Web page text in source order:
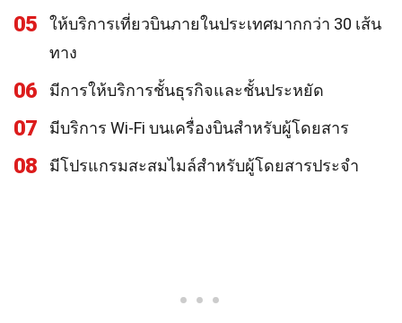
05
ให้บริการเที่ยวบินภายในประเทศมากกว่า 30 เส้น
ทาง
06 มีการให้บริการชั้นธุรกิจและชั้นประหยัด
07 มีบริการ Wi-Fi บนเครื่องบินสำหรับผู้โดยสาร
08 มีโปรแกรมสะสมไมล์สำหรับผู้โดยสารประจำ